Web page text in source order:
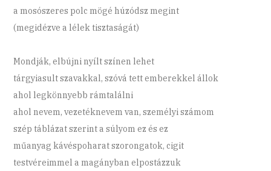
a mosószeres polc mögé húzódsz megint
(megidézve a lélek tisztaságát)
Mondják, elbújni nyílt színen lehet
tárgyiasult szavakkal, szóvá tett emberekkel állok
ahol legkönnyebb rámtalálni
ahol nevem, vezetéknevem van, személyi számom
szép táblázat szerint a súlyom ez és ez
műanyag kávéspoharat szorongatok, cigit
testvéreimmel a magányban elpostázzuk